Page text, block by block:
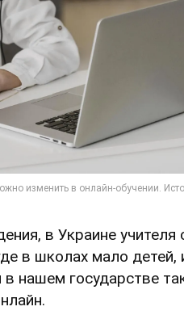
в Украине учителя
в школах мало детей,
нашем государстве